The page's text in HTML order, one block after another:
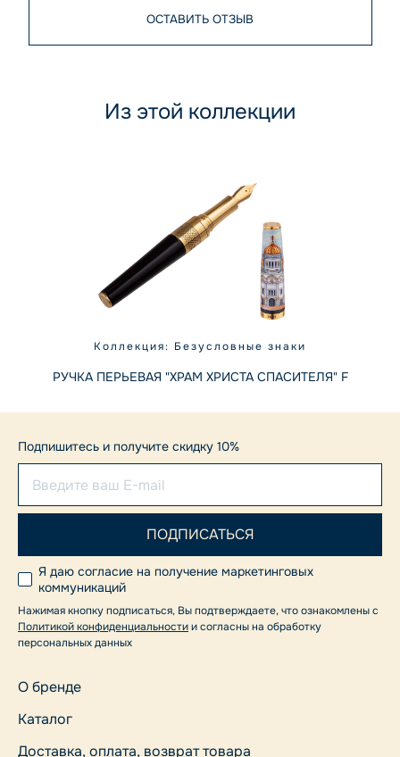
ОСТАВИТЬ ОТЗЫВ
Из этой коллекции
Коллекция: Безусловные знаки
РУЧКА ПЕРЬЕВАЯ "ХРАМ ХРИСТА СПАСИТЕЛЯ" F
О бренде
Каталог
Доставка, оплата, возврат товара
Подпишитесь и получите скидку 10%
Я даю согласие на получение маркетинговых
коммуникаций
Нажимая кнопку подписаться, Вы подтверждаете, что ознакомлены с
Политикой конфиденциальностии согласны на обработку
персональных данных